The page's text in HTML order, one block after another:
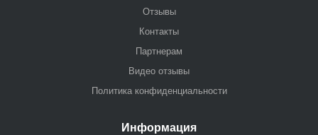
Отзывы
Контакты
Партнерам
Видео отзывы
Политика конфиденциальности
Информация